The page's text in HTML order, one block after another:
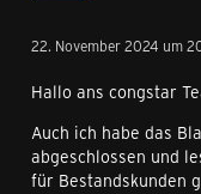
22. November 2024 um
Hallo ans congstar
Auch ich habe das
abgeschlossen und
für Bestandskunden